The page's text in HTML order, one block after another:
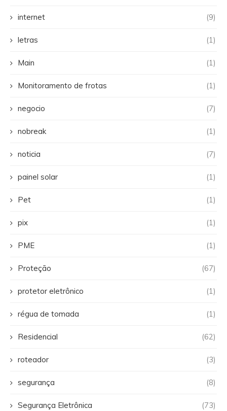
internet (9)
letras (1)
Main (1)
Monitoramento de frotas (1)
negocio (7)
nobreak (1)
noticia (7)
painel solar (1)
Pet (1)
pix (1)
PME (1)
Proteção (67)
protetor eletrônico (1)
régua de tomada (1)
Residencial (62)
roteador (3)
segurança (8)
Segurança Eletrônica (73)